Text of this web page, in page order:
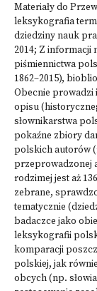
Materiały do
leksykografia
dziedziny nauk
2014; Z informacji
piśmiennictwa
1862–2015),
Obecnie prowadzi
opisu
słownikarstwa
pokaźne zbiory
polskich autorów
przeprowadzonej
rodzimej jest aż
zebrane,
tematycznie
badaczce jako
leksykografii
komparacji
polskiej, jak
obcych (np.